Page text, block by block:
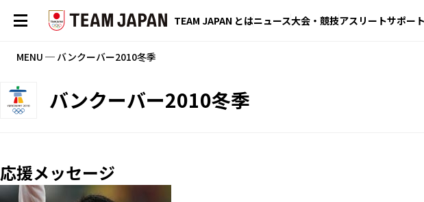
TEAM JAPAN とはニュース大会・競技アスリートサポート
MENU ─ バンクーバー2010冬季
バンクーバー2010冬季
応援メッセージ